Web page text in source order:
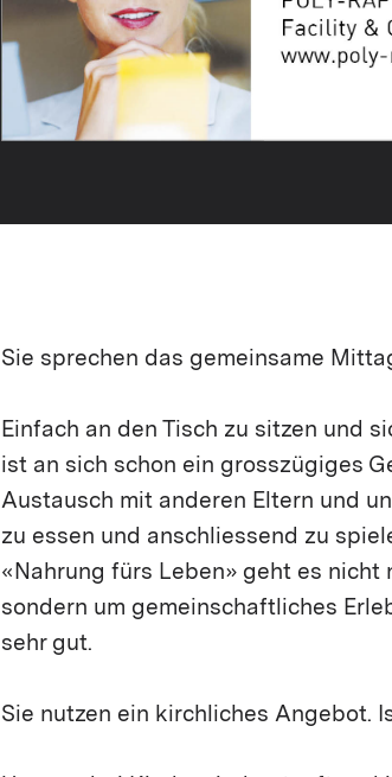
Sie sprechen das gemeinsame
Einfach an den Tisch zu sitzen und
ist an sich schon ein grosszügiges
Austausch mit anderen Eltern und
zu essen und anschliessend zu
«Nahrung fürs Leben» geht es nicht
sondern um gemeinschaftliches
sehr gut.
Sie nutzen ein kirchliches Angebot.